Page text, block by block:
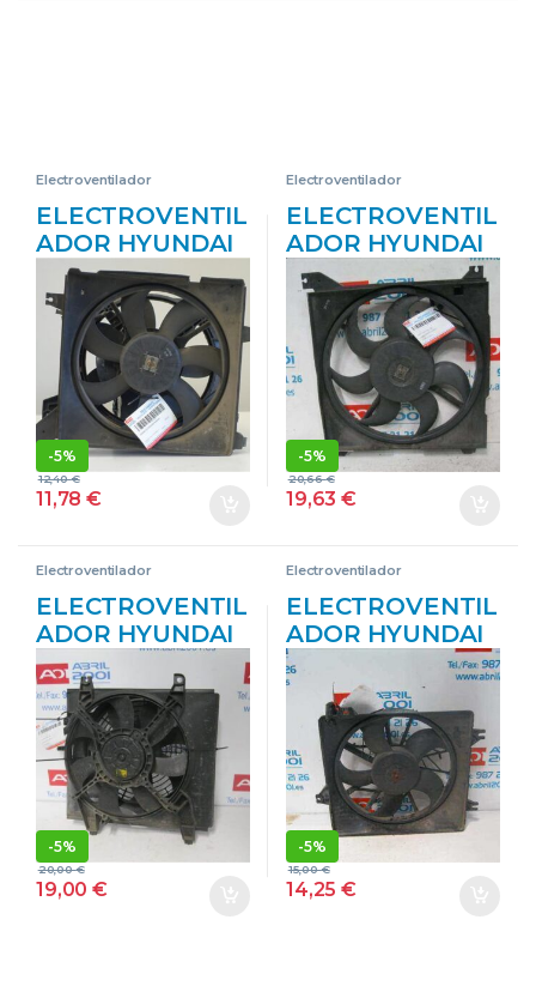
Electroventilador
ELECTROVENTIL
ADOR HYUNDAI
COUPE (GK)
(2002->) 1.6 16V
G4ED-G G4EDG
GRIS
-5%
11,78€
12,40€
Electroventilador
ELECTROVENTIL
ADOR HYUNDAI
SANTA FE (SM)
(2001->) 2.4 16V
G4JS-G G4JSG
GRIS
-5%
19,63€
20,66€
Electroventilador
ELECTROVENTIL
ADOR HYUNDAI
MATRIX (FC)
(2001->) 1.5 CRDI
D3-EA D3EA
VERDE
-5%
19,00€
20,00€
Electroventilador
ELECTROVENTIL
ADOR HYUNDAI
COUPE (J2)(1996-
>) 1.6 16V G4GR
GRIS PLATA
-5%
14,25€
15,00€